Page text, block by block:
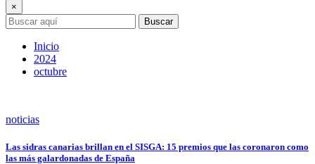
×
Buscar
Inicio
2024
octubre
noticias
Las sidras canarias brillan en el SISGA: 15 premios que las coronaron como
las más galardonadas de España